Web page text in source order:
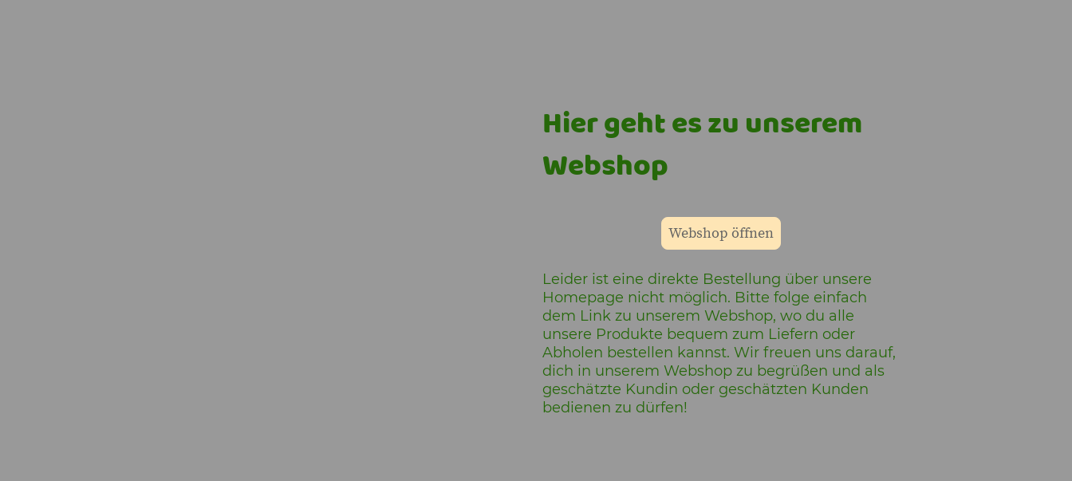
Hier geht es zu unserem
Webshop
Webshop öffnen
Leider ist eine direkte Bestellung über unsere
Homepage nicht möglich. Bitte folge einfach
dem Link zu unserem Webshop, wo du alle
unsere Produkte bequem zum Liefern oder
Abholen bestellen kannst. Wir freuen uns darauf,
dich in unserem Webshop zu begrüßen und als
geschätzte Kundin oder geschätzten Kunden
bedienen zu dürfen!